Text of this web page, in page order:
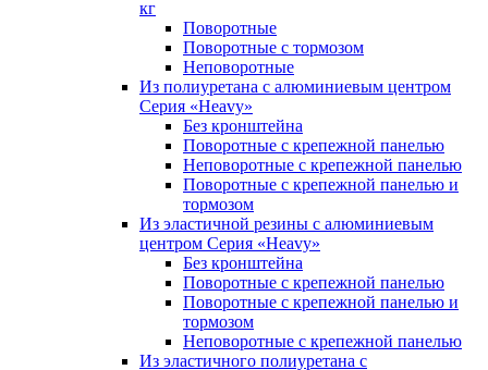
кг
Поворотные
Поворотные с тормозом
Неповоротные
Из полиуретана с алюминиевым центром
Серия «Heavy»
Без кронштейна
Поворотные с крепежной панелью
Неповоротные с крепежной панелью
Поворотные с крепежной панелью и
тормозом
Из эластичной резины с алюминиевым
центром Серия «Heavy»
Без кронштейна
Поворотные с крепежной панелью
Поворотные с крепежной панелью и
тормозом
Неповоротные с крепежной панелью
Из эластичного полиуретана с